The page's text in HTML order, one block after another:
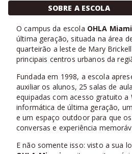
SOBRE A ESCOLA
O campus da escola OHLA Miami
última geração, situada na área
quarteirão a leste de Mary
principais centros urbanos da
Fundada em 1998, a escola
auxiliar os alunos, 25 salas de
equipadas com acesso gratuito a
informática de última geração,
e um espaço outdoor para que
conversas e experiência
E não somente isso: visto a sua